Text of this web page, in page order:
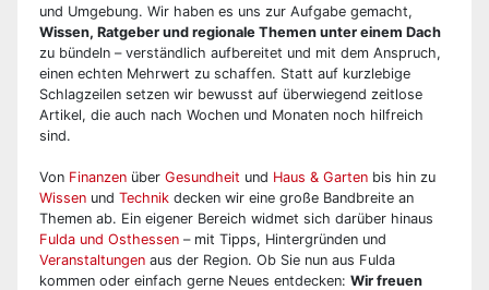
und Umgebung. Wir haben es uns zur Aufgabe gemacht,
Wissen, Ratgeber und regionale Themen unter einem Dach
zu bündeln – verständlich aufbereitet und mit dem Anspruch,
einen echten Mehrwert zu schaffen. Statt auf kurzlebige
Schlagzeilen setzen wir bewusst auf überwiegend zeitlose
Artikel, die auch nach Wochen und Monaten noch hilfreich
sind.
Von Finanzen über Gesundheit und Haus & Garten bis hin zu
Wissen und Technik decken wir eine große Bandbreite an
Themen ab. Ein eigener Bereich widmet sich darüber hinaus
Fulda und Osthessen – mit Tipps, Hintergründen und
Veranstaltungen aus der Region. Ob Sie nun aus Fulda
kommen oder einfach gerne Neues entdecken: Wir freuen